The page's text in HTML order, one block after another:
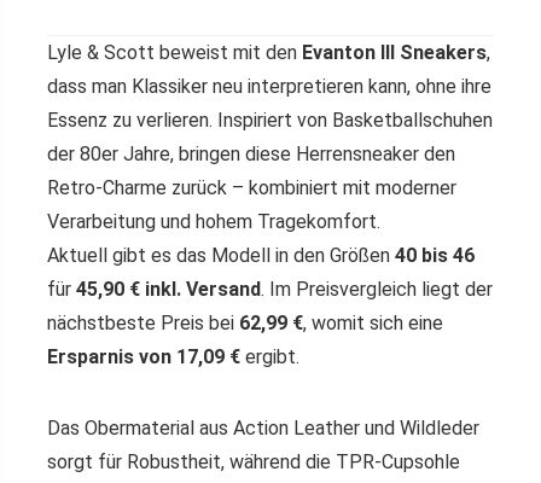
Lyle & Scott beweist mit den Evanton III Sneakers,
dass man Klassiker neu interpretieren kann, ohne ihre
Essenz zu verlieren. Inspiriert von Basketballschuhen
der 80er Jahre, bringen diese Herrensneaker den
Retro-Charme zurück – kombiniert mit moderner
Verarbeitung und hohem Tragekomfort.
Aktuell gibt es das Modell in den Größen 40 bis 46
für 45,90 € inkl. Versand. Im Preisvergleich liegt der
nächstbeste Preis bei 62,99 €, womit sich eine
Ersparnis von 17,09 € ergibt.
Das Obermaterial aus Action Leather und Wildleder
sorgt für Robustheit, während die TPR-Cupsohle